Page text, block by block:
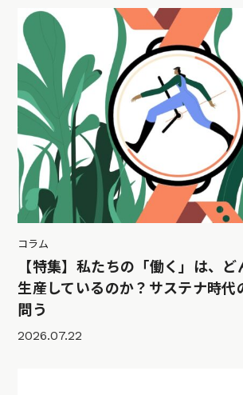
コラム
【特集】私たちの「働く」は、
生産しているのか？サステナ時代
問う
2026.07.22